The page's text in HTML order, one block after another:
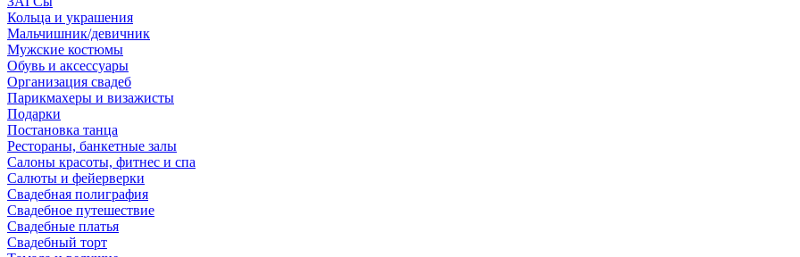
Кольца и украшения
Мальчишник/девичник
Мужские костюмы
Обувь и аксессуары
Организация свадеб
Парикмахеры и визажисты
Подарки
Постановка танца
Рестораны, банкетные залы
Салоны красоты, фитнес и спа
Салюты и фейерверки
Свадебная полиграфия
Свадебное путешествие
Свадебные платья
Свадебный торт